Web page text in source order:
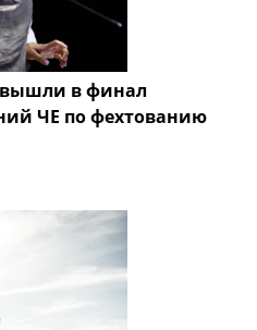
вышли в финал
ЧЕ по фехтованию